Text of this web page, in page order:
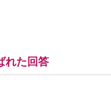
れた回答